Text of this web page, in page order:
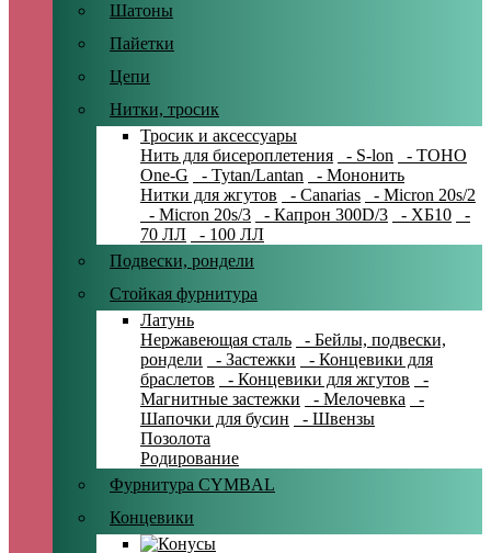
Шатоны
Пайетки
Цепи
Нитки, тросик
Тросик и аксессуары
Нить для бисероплетения
- S-lon
- TOHO
One-G
- Tytan/Lantan
- Мононить
Нитки для жгутов
- Canarias
- Micron 20s/2
- Micron 20s/3
- Капрон 300D/3 - ХБ10
-
70 ЛЛ
- 100 ЛЛ
Подвески, рондели
Стойкая фурнитура
Латунь
Нержавеющая сталь
- Бейлы, подвески,
рондели
- Застежки
- Концевики для
браслетов
- Концевики для жгутов
-
Магнитные застежки
- Мелочевка
-
Шапочки для бусин
- Швензы
Позолота
Родирование
Фурнитура CYMBAL
Концевики